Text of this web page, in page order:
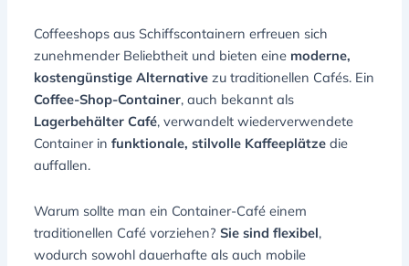
Coffeeshops aus Schiffscontainern erfreuen sich
zunehmender Beliebtheit und bieten eine moderne,
kostengünstige Alternative zu traditionellen Cafés. Ein
Coffee-Shop-Container, auch bekannt als
Lagerbehälter Café, verwandelt wiederverwendete
Container infunktionale, stilvolle Kaffeeplätze die
auffallen.
Warum sollte man ein Container-Café einem
traditionellen Café vorziehen?Sie sind flexibel,
wodurch sowohl dauerhafte als auch mobile